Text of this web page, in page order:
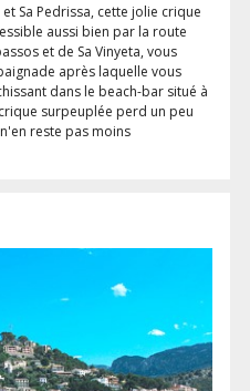
Sa Pedrissa, cette jolie crique
aussi bien par la route
et de Sa Vinyeta, vous
après laquelle vous
dans le beach-bar situé à
surpeuplée perd un peu
reste pas moins